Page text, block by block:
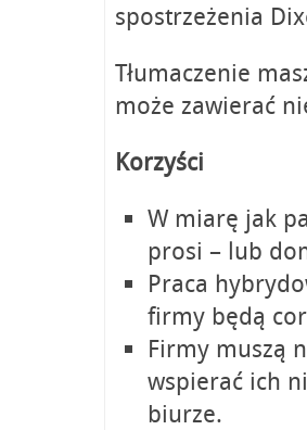
spostrzeżenia
Tłumaczenie
może zawierać
Korzyści
W miarę jak
prosi – lub
Praca
firmy będą
Firmy muszą
wspierać ich
biurze.